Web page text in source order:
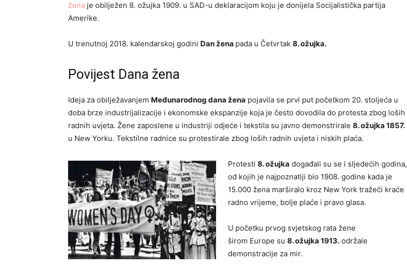
žena je obilježen 8. ožujka 1909. u SAD-u deklaracijom koju je donijela Socijalistička partija
Amerike.
U trenutnoj 2018. kalendarskoj godini Dan žena pada u Četvrtak 8. ožujka.
Povijest Dana žena
Ideja za obilježavanjem Međunarodnog dana žena pojavila se prvi put početkom 20. stoljeća u
doba brze industrijalizacije i ekonomske ekspanzije koja je često dovodila do protesta zbog loših
radnih uvjeta. Žene zaposlene u industriji odjeće i tekstila su javno demonstrirale 8. ožujka 1857.
u New Yorku. Tekstilne radnice su protestirale zbog loših radnih uvjeta i niskih plaća.
Protesti 8. ožujka događali su se i sljedećih godina,
od kojih je najpoznatiji bio 1908. godine kada je
15.000 žena marširalo kroz New York tražeći kraće
radno vrijeme, bolje plaće i pravo glasa.
U početku prvog svjetskog rata žene
širom Europe su 8. ožujka 1913. održale
demonstracije za mir.